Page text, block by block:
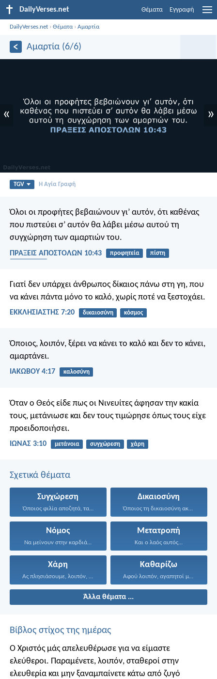
DailyVerses.net Θέματα Εγγραφή
DailyVerses.net ›Θέματα›Αμαρτία
Αμαρτία (6/6)
« »
TGV Η Αγία Γραφή
Όλοι οι προφήτες βεβαιώνουν γι’ αυτόν, ότι καθένας
που πιστεύει σ’ αυτόν θα λάβει μέσω αυτού τη
συγχώρηση των αμαρτιών του.
ΠΡΑΞΕΙΣ ΑΠΟΣΤΟΛΩΝ 10:43 προφητεία
πίστη
Γιατί δεν υπάρχει άνθρωπος δίκαιος πάνω στη γη, που
να κάνει πάντα μόνο το καλό, χωρίς ποτέ να ξεστοχάει.
ΕΚΚΛΗΣΙΑΣΤΗΣ 7:20 δικαιοσύνη κόσμος
Όποιος, λοιπόν, ξέρει να κάνει το καλό και δεν το κάνει,
αμαρτάνει.
ΙΑΚΩΒΟΥ 4:17 καλοσύνη
Όταν ο Θεός είδε πως οι Νινευίτες άφησαν την κακία
τους, μετάνιωσε και δεν τους τιμώρησε όπως τους είχε
προειδοποιήσει.
ΙΩΝΑΣ 3:10 μετάνοια συγχώρεση χάρη
Σχετικά θέματα
Συγχώρεση
Όποιος φιλία αποζητά, τα...
Δικαιοσύνη
Όποιος τη δικαιοσύνη ακολουθεί...
Νόμος
Να μείνουν στην καρδιά...
Μετατροπή
Και ο λαός αυτός...
Χάρη
Ας πλησιάσουμε, λοιπόν, με...
Καθαρίζω
Αφού λοιπόν, αγαπητοί μου...
Άλλα θέματα ...
Βίβλος στίχος της ημέρας
Ο Χριστός μάς απελευθέρωσε για να είμαστε
ελεύθεροι. Παραμένετε, λοιπόν, σταθεροί στην
ελευθερία και μην ξαναμπαίνετε κάτω από ζυγό